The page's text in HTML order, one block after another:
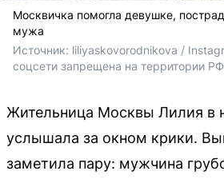
Москвичка помогла девушке,
мужа
Источник: liliyaskovorodnikova /
соцсети запрещена на территории
Жительница Москвы Лилия в
услышала за окном крики.
заметила пару: мужчина